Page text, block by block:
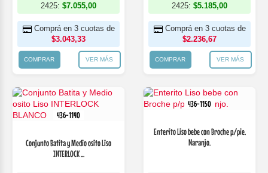
2425: $7.055,00
Comprá en 3 cuotas de
$3.043,33
COMPRAR VER MÁS
2425: $5.185,00
Comprá en 3 cuotas de
$2.236,67
COMPRAR VER MÁS
436-1140
Conjunto Batita y Medio osito Liso
INTERLOCK ...
436-1150
Enterito Liso bebe con Broche p/pie.
Naranjo.